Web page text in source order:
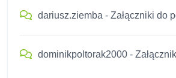
dariusz.ziemba - Załączniki do
dominikpoltorak2000 -